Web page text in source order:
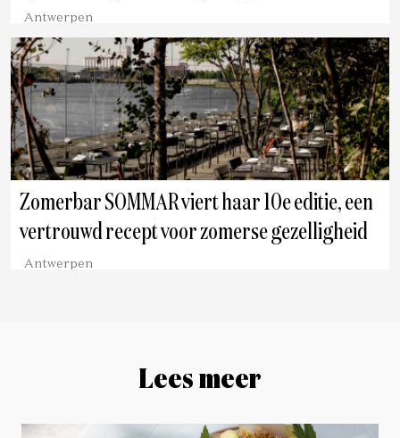
Antwerpen
Zomerbar SOMMAR viert haar 10e editie, een
vertrouwd recept voor zomerse gezelligheid
Antwerpen
Lees meer